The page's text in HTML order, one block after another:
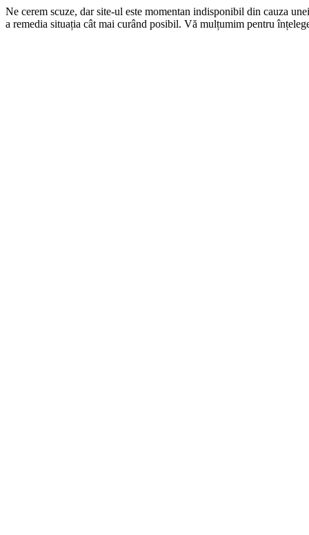
Ne cerem scuze, dar site-ul este momentan indisponibil din cauza
a remedia situația cât mai curând posibil. Vă mulțumim pentru